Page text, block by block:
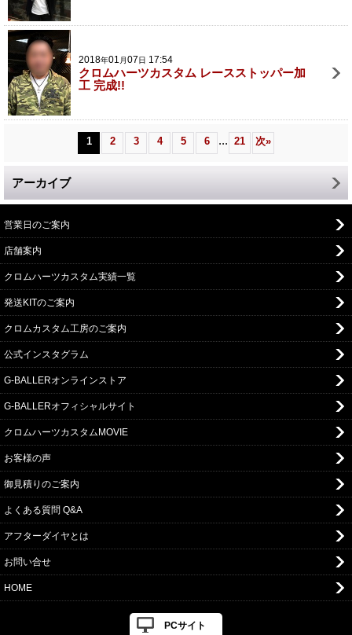
2018年01月 07 日 17:54
クロムハーツカスタム レースストッパー加
工 完成!!
1 2 3 4 5 6 ... 21 次»
アーカイブ
営業日のご案内
店舗案内
クロムハーツカスタム実績一覧
発送KITのご案内
クロムカスタム工房のご案内
公式インスタグラム
G-BALLERオンラインストア
G-BALLERオフィシャルサイト
クロムハーツカスタムMOVIE
お客様の声
御見積りのご案内
よくある質問 Q&A
アフターダイヤとは
お問い合せ
HOME
PCサイト